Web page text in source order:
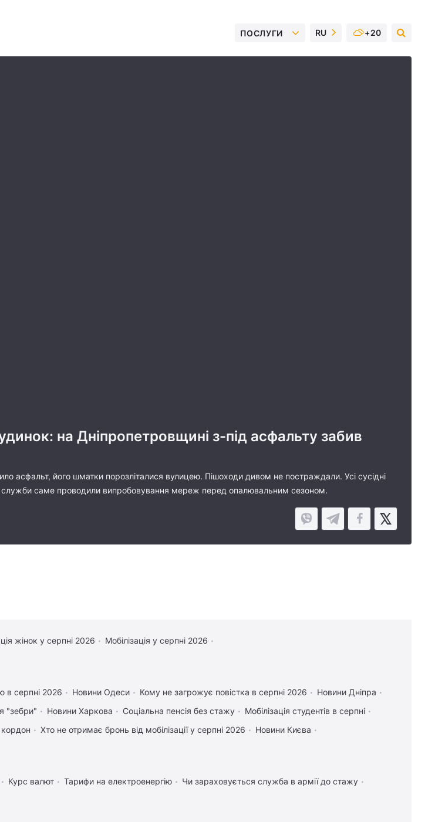
ПОСЛУГИ RU +20
на Дніпропетровщині з-під асфальту забив
асфальт, його шматки порозліталися вулицею. Пішоходи дивом не постраждали. Усі сусідні
служби саме проводили випробовування мереж перед опалювальним сезоном.
жінок у серпні 2026
Мобілізація у серпні 2026
в серпні 2026 Новини Одеси Кому не загрожує повістка в серпні 2026
Новини Дніпра
"зебри"
Новини Харкова Соціальна пенсія без стажу
Мобілізація студентів в серпні
кордон Хто не отримає бронь від мобілізації у серпні 2026
Новини Києва
Курс валют Тарифи на електроенергію
Чи зараховується служба в армії до стажу